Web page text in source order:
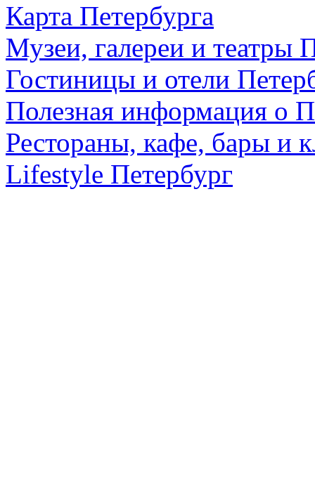
Карта Петербурга
Музеи, галереи и театры
Гостиницы и отели
Полезная информация о
Рестораны, кафе, бары и
Lifestyle Петербург